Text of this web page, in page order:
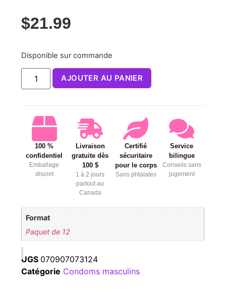
$21.99
Disponible sur commande
AJOUTER AU PANIER
100 %
confidentiel
Emballage
discret
Livraison
gratuite dès
100 $
1 à 2 jours
partout au
Canada
Certifié
sécuritaire
pour le corps
Sans phtalates
Service
bilingue
Conseils sans
jugement
Format
Paquet de 12
UGS 070907073124
Catégorie Condoms masculins